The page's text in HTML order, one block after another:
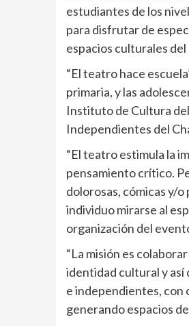
estudiantes de los
para disfrutar de
espacios culturales del
“El teatro hace
primaria, y las
Instituto de Cultura
Independientes del
“El teatro estimula la
pensamiento crítico.
dolorosas, cómicas y/
individuo mirarse al
organización del
“La misión es
identidad cultural y
e independientes, con
generando espacios